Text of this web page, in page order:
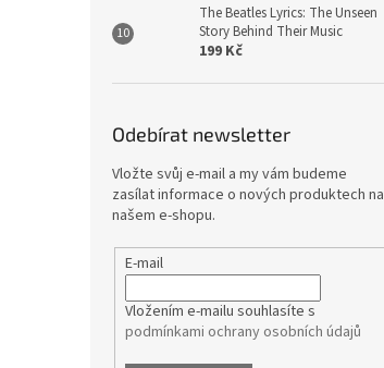
The Beatles Lyrics: The Unseen
Story Behind Their Music
199 Kč
Odebírat newsletter
Vložte svůj e-mail a my vám budeme
zasílat informace o nových produktech na
našem e-shopu.
E-mail
Vložením e-mailu souhlasíte s
podmínkami ochrany osobních údajů